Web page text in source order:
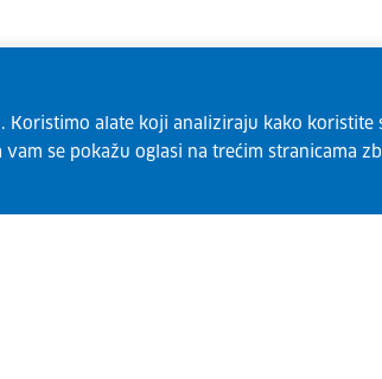
Koristimo alate koji analiziraju kako koristite
se pokažu oglasi na trećim stranicama